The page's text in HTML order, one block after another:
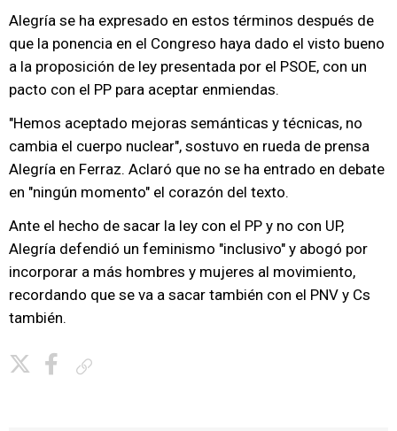
Alegría se ha expresado en estos términos después de
que la ponencia en el Congreso haya dado el visto bueno
a la proposición de ley presentada por el PSOE, con un
pacto con el PP para aceptar enmiendas.
"Hemos aceptado mejoras semánticas y técnicas, no
cambia el cuerpo nuclear", sostuvo en rueda de prensa
Alegría en Ferraz. Aclaró que no se ha entrado en debate
en "ningún momento" el corazón del texto.
Ante el hecho de sacar la ley con el PP y no con UP,
Alegría defendió un feminismo "inclusivo" y abogó por
incorporar a más hombres y mujeres al movimiento,
recordando que se va a sacar también con el PNV y Cs
también.